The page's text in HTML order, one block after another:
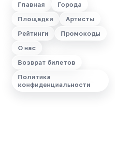
Главная
Города
Площадки
Артисты
Рейтинги
Промокоды
О нас
Возврат билетов
Политика
конфиденциальности